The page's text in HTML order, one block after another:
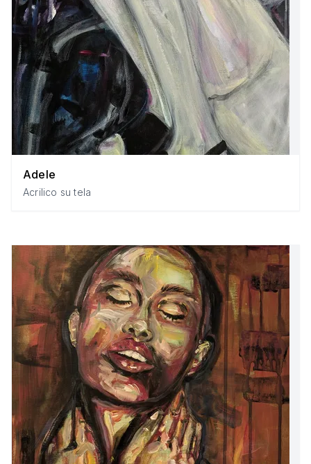
Adele
Acrilico su tela